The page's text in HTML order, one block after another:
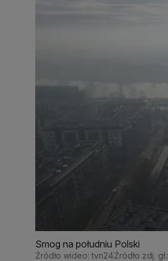
Smog na południu Polski
Źródło wideo: tvn24Źródło zdj.